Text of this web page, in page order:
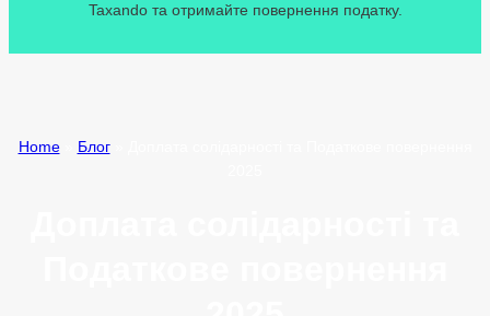
Taxando та отримайте повернення податку.
Home» Блог»